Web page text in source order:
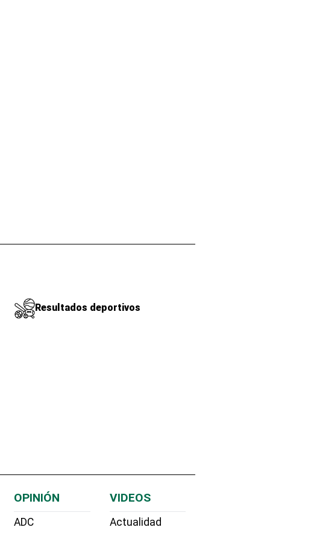
Resultados deportivos
OPINIÓN
ADC
VIDEOS
Actualidad